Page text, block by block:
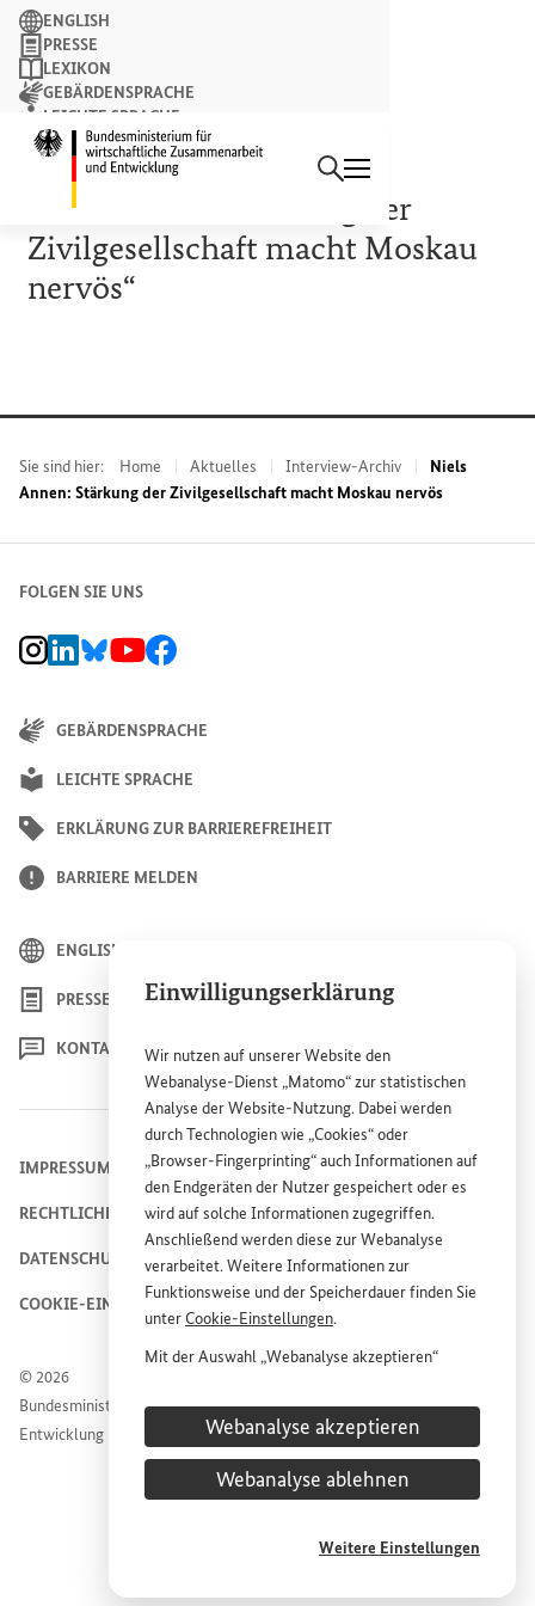
Einwilligungserklärung
Wir nutzen auf unsererWebsite den
Webanalyse-Dienst „Matomo“ zur statistischen
Analyse derWebsite-Nutzung. Dabei werden
durch Technologien wie „Cookies“ oder
„Browser-Fingerprinting“ auch Informationen auf
den Endgeräten der Nutzer gespeichert oder es
wird auf solche Informationen zugegriffen.
Anschließend werden diese zur Webanalyse
verarbeitet. Weitere Informationen zur
Funktionsweise und der Speicherdauer finden Sie
unterCookie-Einstellungen.
Mit der Auswahl „Webanalyse akzeptieren“
Dienstes „Matomo“ auf derWebsitedes
Bundesministeriums für wirtschaftliche
Entwicklung und Zusammenarbeit (BMZ) zu.
Diese Einwilligung ist freiwillig, für die Nutzung
jederzeit für die Zukunft unterCookie-
Webanalyse akzeptieren
Webanalyse ablehnen
Weitere Einstellungen
Suchbegriff
Suchen
ENGLISH
PRESSE
LEXIKON
GEBÄRDENSPRACHE
LEICHTE SPRACHE
NEWSLETTER
4. FEBRUAR 2022
Niels Annen: „Stärkung der
Zivilgesellschaft macht Moskau
nervös“
Sie sind hier: Home Aktuelles Interview-Archiv
Niels
Annen: Stärkung der Zivilgesellschaft macht Moskau nervös
FOLGEN SIE UNS
BMZ Instagram-Kanal, Externer Link
BMZ LinkedIn Unternehmensseite, Externer Link
BMZ Bluesky-Seite, Externer Link
BMZ Youtube-Kanal, Externer Link
BMZ Facebook-Seite, Externer Link
GEBÄRDENSPRACHE
LEICHTE SPRACHE
ERKLÄRUNG ZUR BARRIEREFREIHEIT
BARRIERE MELDEN
ENGLISH
PRESSE
KONTAKT
© 2026
Bundesministerium für wirtschaftliche Zusammenarbeit und
Entwicklung
IMPRESSUM
RECHTLICHE HINWEISE
DATENSCHUTZHINWEIS
COOKIE-EINSTELLUNGEN